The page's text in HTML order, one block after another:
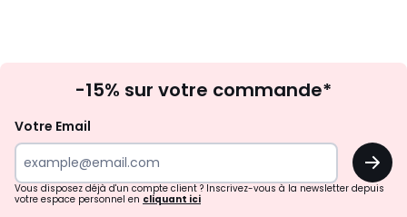
à
newsletter
-15% sur votre commande*
Votre Email
OK
Vous disposez déjà d'un compte client ? Inscrivez-vous à la newsletter depuis
votre espace personnel en cliquant ici